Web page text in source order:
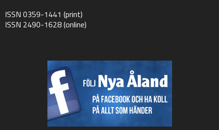
ISSN 0359-1441 (print)
ISSN 2490-1628 (online)